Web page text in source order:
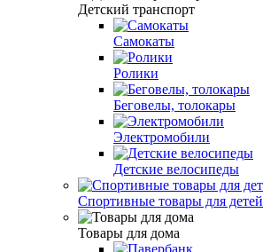
Детский транспорт
Самокаты
Ролики
Беговелы, толокары
Электромобили
Детские велосипеды
Спортивные товары для детей
Товары для дома